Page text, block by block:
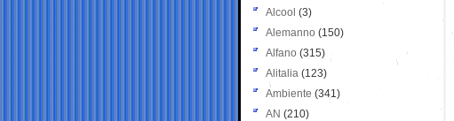
Alcool (3)
Alemanno (150)
Alfano (315)
Alitalia (123)
Ambiente (341)
AN (210)